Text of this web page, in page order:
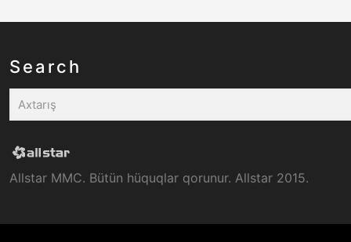
Search
Allstar MMC. Bütün hüquqlar qorunur. Allstar 2015.